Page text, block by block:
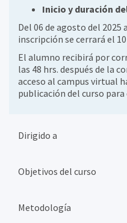
Inicio y duración
Del 06 de agosto del 2025
inscripción se cerrará el
El alumno recibirá por
las 48 hrs. después de la
acceso al campus virtual
publicación del curso
Dirigido a
Objetivos del curso
Metodología